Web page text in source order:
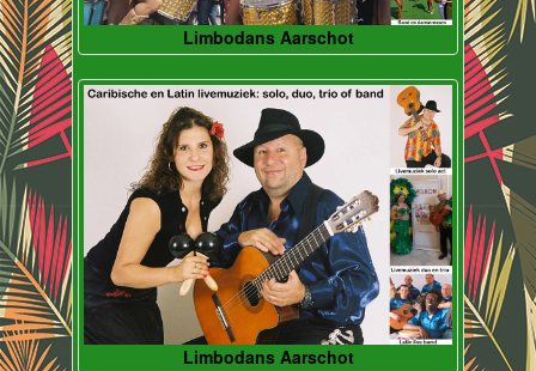
Limbodans Aarschot
Limbodans Aarschot